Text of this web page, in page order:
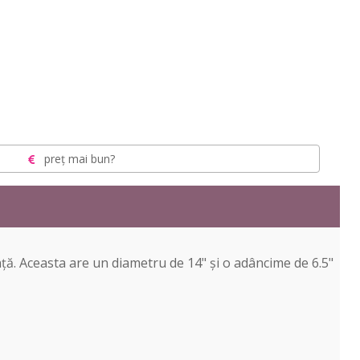
preț mai bun?
Aceasta are un diametru de 14" și o adâncime de 6.5"